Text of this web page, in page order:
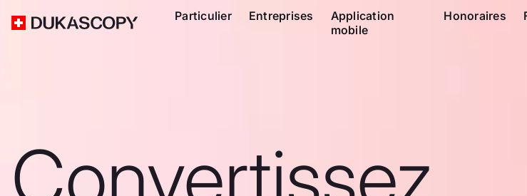
Particulier Entreprises
Application
mobile
Honoraires